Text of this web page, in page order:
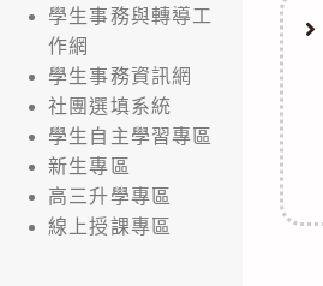
學生事務與轉導工
作網
學生事務資訊網
社團選填系統
學生自主學習專區
新生專區
高三升學專區
線上授課專區